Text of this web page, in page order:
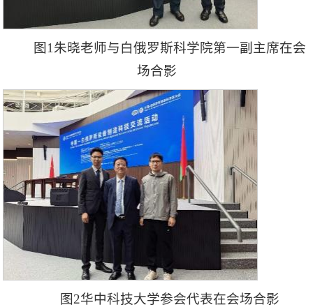
图1朱晓老师与白俄罗斯科学院第一副主席在会
场合影
图2华中科技大学参会代表在会场合影